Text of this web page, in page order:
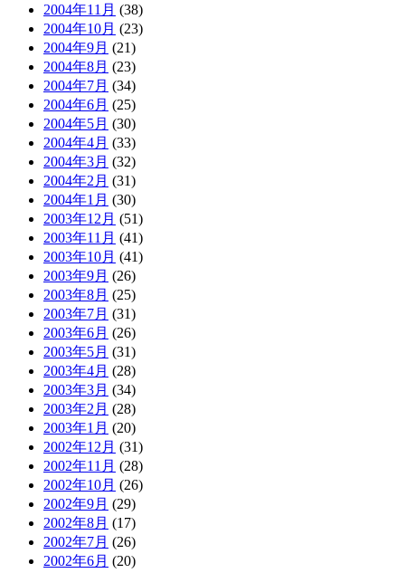
2004年11月 (38)
2004年10月 (23)
2004年9月 (21)
2004年8月 (23)
2004年7月 (34)
2004年6月 (25)
2004年5月 (30)
2004年4月 (33)
2004年3月 (32)
2004年2月 (31)
2004年1月 (30)
2003年12月 (51)
2003年11月 (41)
2003年10月 (41)
2003年9月 (26)
2003年8月 (25)
2003年7月 (31)
2003年6月 (26)
2003年5月 (31)
2003年4月 (28)
2003年3月 (34)
2003年2月 (28)
2003年1月 (20)
2002年12月 (31)
2002年11月 (28)
2002年10月 (26)
2002年9月 (29)
2002年8月 (17)
2002年7月 (26)
2002年6月 (20)